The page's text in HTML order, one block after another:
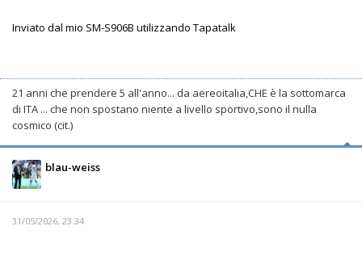
Inviato dal mio SM-S906B utilizzando Tapatalk
21 anni che prendere 5 all'anno... da aereoitalia,CHE è la sottomarca
di ITA ... che non spostano niente a livello sportivo,sono il nulla
cosmico (cit.)
blau-weiss
31/05/2026, 23:34